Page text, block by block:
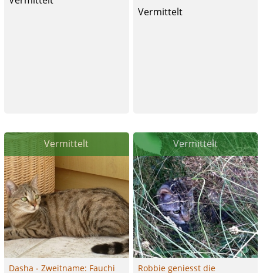
Vermittelt
Vermittelt
Dasha - Zweitname: Fauchi
Vermittelt
Robbie geniesst die